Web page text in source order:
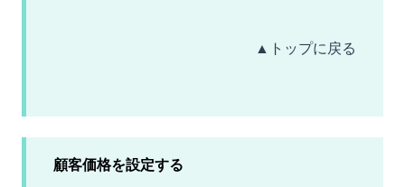
▲トップに戻る
顧客価格を設定する